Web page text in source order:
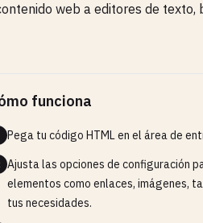
web a editores de texto,
funciona
Pega tu código HTML en el área de
Ajusta las opciones de configuración
elementos como enlaces, imágenes,
tus necesidades.